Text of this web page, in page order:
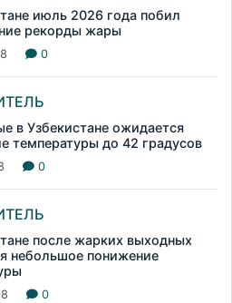
июль 2026 года побил
рекорды жары
0
в Узбекистане ожидается
температуры до 42 градусов
0
после жарких выходных
небольшое понижение
0